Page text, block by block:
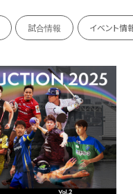
試合情報 イベント情